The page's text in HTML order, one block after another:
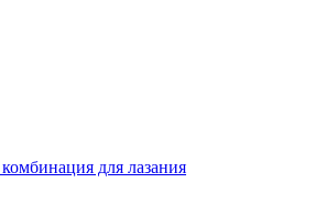
для лазания